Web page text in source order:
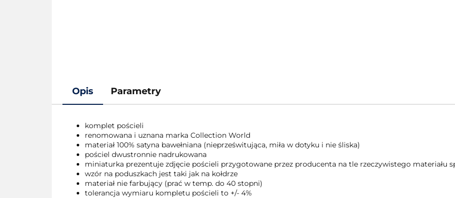
Opis Parametry
komplet pościeli
renomowana i uznana marka Collection World
materiał 100% satyna bawełniana (nieprześwitująca, miła w dotyku i nie śliska)
pościel dwustronnie nadrukowana
miniaturka prezentuje zdjęcie pościeli przygotowane przez producenta na tle rzeczywistego materiału
wzór na poduszkach jest taki jak na kołdrze
materiał nie farbujący (prać w temp. do 40 stopni)
tolerancja wymiaru kompletu pościeli to +/- 4%